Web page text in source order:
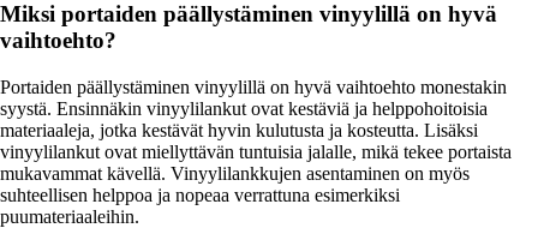
Miksi portaiden päällystäminen vinyylillä on hyvä
vaihtoehto?
Portaiden päällystäminen vinyylillä on hyvä vaihtoehto monestakin
syystä. Ensinnäkin vinyylilankut ovat kestäviä ja helppohoitoisia
materiaaleja, jotka kestävät hyvin kulutusta ja kosteutta. Lisäksi
vinyylilankut ovat miellyttävän tuntuisia jalalle, mikä tekee portaista
mukavammat kävellä. Vinyylilankkujen asentaminen on myös
suhteellisen helppoa ja nopeaa verrattuna esimerkiksi
puumateriaaleihin.